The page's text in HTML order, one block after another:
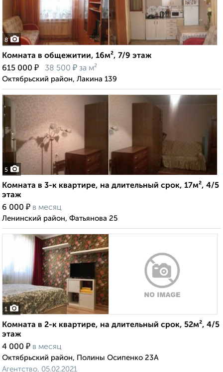
8
Комната в общежитии, 16м², 7/9 этаж
615 000 ₽ 38 500 ₽ за м²
Октябрьский район, Лакина 139
5
Комната в 3-к квартире, на длительный срок, 17м², 4/5
этаж
6 000 ₽ в месяц
Ленинский район, Фатьянова 25
1
Комната в 2-к квартире, на длительный срок, 52м², 4/5
этаж
4 000 ₽ в месяц
Октябрьский район, Полины Осипенко 23А
Агентство, 05.02.2021